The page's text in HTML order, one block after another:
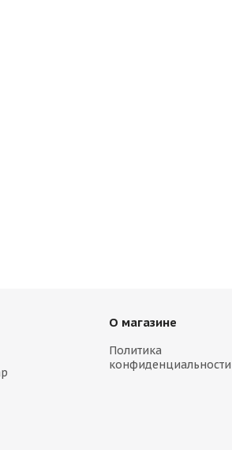
О магазине
Политика
конфиденциальности